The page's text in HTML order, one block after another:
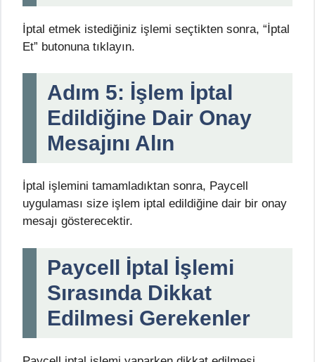
İptal etmek istediğiniz işlemi seçtikten sonra, “İptal
Et” butonuna tıklayın.
Adım 5: İşlem İptal
Edildiğine Dair Onay
Mesajını Alın
İptal işlemini tamamladıktan sonra, Paycell
uygulaması size işlem iptal edildiğine dair bir onay
mesajı gösterecektir.
Paycell İptal İşlemi
Sırasında Dikkat
Edilmesi Gerekenler